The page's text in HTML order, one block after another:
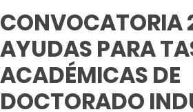
CONVOCATORIA
AYUDAS PARA
ACADÉMICAS DE
DOCTORADO